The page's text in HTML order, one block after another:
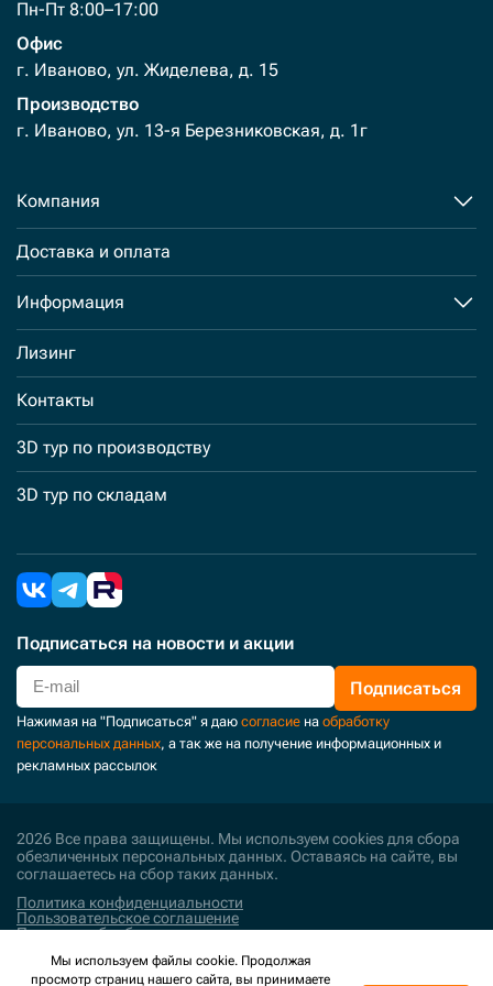
Пн-Пт 8:00–17:00
Офис
г. Иваново, ул. Жиделева, д. 15
Производство
г. Иваново, ул. 13-я Березниковская, д. 1г
Компания
Доставка и оплата
Информация
Лизинг
Контакты
3D тур по производству
3D тур по складам
Подписаться на новости и акции
Подписаться
Нажимая на "Подписаться" я даю согласие на обработку
персональных данных, а так же на получение информационных и
рекламных рассылок
2026 Все права защищены. Мы используем cookies для сбора
обезличенных персональных данных. Оставаясь на сайте, вы
соглашаетесь на сбор таких данных.
Политика конфиденциальности
Пользовательское соглашение
Политика обработки персональных данных
Поддержка и развитие
Мы используем файлы cookie. Продолжая
просмотр страниц нашего сайта, вы принимаете